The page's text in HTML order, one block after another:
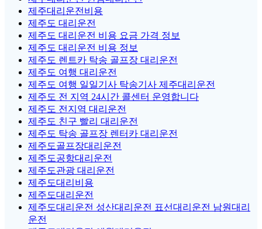
제주대리운전비용
제주도 대리운전
제주도 대리운전 비용 요금 가격 정보
제주도 대리운전 비용 정보
제주도 렌트카 탁송 골프장 대리운전
제주도 여행 대리운전
제주도 여행 일일기사 탁송기사 제주대리운전
제주도 전 지역 24시간 콜센터 운영합니다
제주도 전지역 대리운전
제주도 친구 빨리 대리운전
제주도 탁송 골프장 렌터카 대리운전
제주도골프장대리운전
제주도공항대리운전
제주도관광 대리운전
제주도대리비용
제주도대리운전
제주도대리운전 성산대리운전 표선대리운전 남원대리
운전